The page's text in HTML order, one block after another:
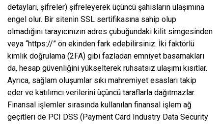
detayları, şifreler) şifreleyerek üçüncü şahısların ulaşımına
engel olur. Bir sitenin SSL sertifikasına sahip olup
olmadığını tarayıcınızın adres çubuğundaki kilit simgesinden
veya “https://” ön ekinden fark edebilirsiniz. İki faktörlü
kimlik doğrulama (2FA) gibi fazladan emniyet basamakları
da, hesap güvenliğini yükselterek ruhsatsız ulaşımı kısıtlar.
Ayrıca, sağlam oluşumlar sıkı mahremiyet esasları takip
eder ve katılımcı verilerini üçüncü taraflarla dağıtmazlar.
Finansal işlemler sırasında kullanılan finansal işlem ağ
geçitleri de PCI DSS (Payment Card Industry Data Security